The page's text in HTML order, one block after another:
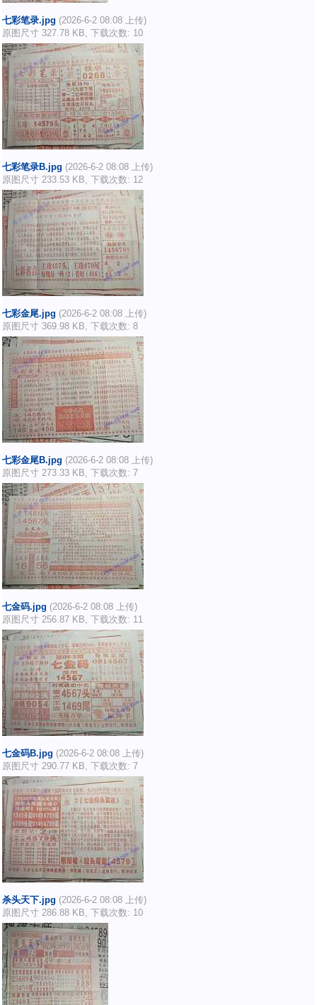
七彩笔录.jpg (2026-6-2 08:08 上传)
原图尺寸 327.78 KB, 下载次数: 10
七彩笔录B.jpg (2026-6-2 08:08 上传)
原图尺寸 233.53 KB, 下载次数: 12
七彩金尾.jpg (2026-6-2 08:08 上传)
原图尺寸 369.98 KB, 下载次数: 8
七彩金尾B.jpg (2026-6-2 08:08 上传)
原图尺寸 273.33 KB, 下载次数: 7
七金码.jpg (2026-6-2 08:08 上传)
原图尺寸 256.87 KB, 下载次数: 11
七金码B.jpg (2026-6-2 08:08 上传)
原图尺寸 290.77 KB, 下载次数: 7
杀头天下.jpg (2026-6-2 08:08 上传)
原图尺寸 286.88 KB, 下载次数: 10